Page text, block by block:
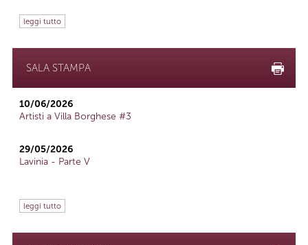
leggi tutto
SALA STAMPA
10/06/2026
Artisti a Villa Borghese #3
29/05/2026
Lavinia - Parte V
leggi tutto